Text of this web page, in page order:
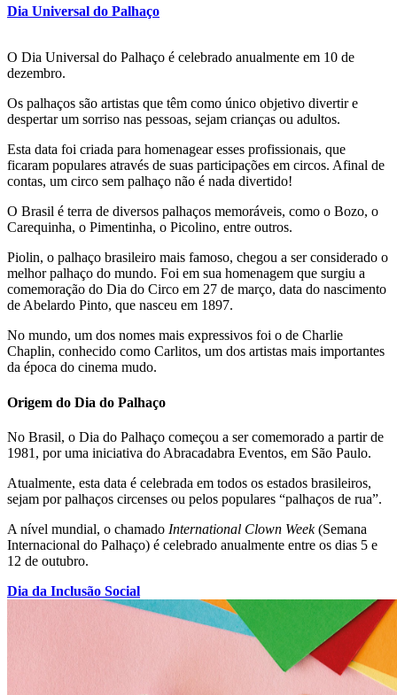
Dia Universal do Palhaço
O Dia Universal do Palhaço é celebrado anualmente em 10 de
dezembro.
Os palhaços são artistas que têm como único objetivo divertir e
despertar um sorriso nas pessoas, sejam crianças ou adultos.
Esta data foi criada para homenagear esses profissionais, que
ficaram populares através de suas participações em circos. Afinal de
contas, um circo sem palhaço não é nada divertido!
O Brasil é terra de diversos palhaços memoráveis, como o Bozo, o
Carequinha, o Pimentinha, o Picolino, entre outros.
Piolin, o palhaço brasileiro mais famoso, chegou a ser considerado o
melhor palhaço do mundo. Foi em sua homenagem que surgiu a
comemoração do Dia do Circo em 27 de março, data do nascimento
de Abelardo Pinto, que nasceu em 1897.
No mundo, um dos nomes mais expressivos foi o de Charlie
Chaplin, conhecido como Carlitos, um dos artistas mais importantes
da época do cinema mudo.
Origem do Dia do Palhaço
No Brasil, o Dia do Palhaço começou a ser comemorado a partir de
1981, por uma iniciativa do Abracadabra Eventos, em São Paulo.
Atualmente, esta data é celebrada em todos os estados brasileiros,
sejam por palhaços circenses ou pelos populares “palhaços de rua”.
A nível mundial, o chamado International Clown Week(Semana
Internacional do Palhaço) é celebrado anualmente entre os dias 5 e
12 de outubro.
Dia da Inclusão Social